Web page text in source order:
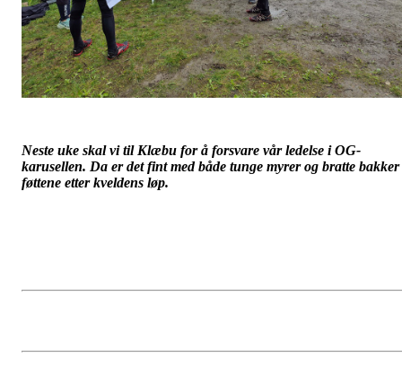
Neste uke skal vi til Klæbu for å forsvare vår ledelse i OG-
karusellen. Da er det fint med både tunge myrer og bratte
føttene etter kveldens løp.